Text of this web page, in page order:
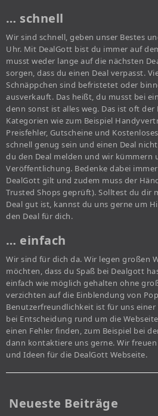
… schnell
Wir sind schnell, geben unser Bestes
Uhr. Mit DealGott bist du immer auf
musst weder lange auf die nächsten
sorgen, dass du einen Deal verpasst.
Schnäppchen sind befristetet oder
ausverkauft. Das heißt, du musst bei
denn sonst ist alles weg. Das ist oft der
Kategorien wie zum Beispiel
Preisfehler, Gutscheine und
schnell genug sein und einen Deal
du den Deal melden und wir kümmern
Veröffentlichung. Bedenke dabei
DealGott gilt und zudem muss der
Trusted Shops geprüft). Solltest du dir
Deal gut ist, kannst du uns gerne um
den Deal für dich.
… einfach
Wir sind für dich da. Wir legen großen
möchten, dass du Spaß bei Dealgott
einfach wie möglich gehalten ohne
verzichten auf die Einblendung von
Benutzerfreundlichkeit ist für uns
bei Entscheidung rund um die
einen Fehler finden, zum Beispiel bei
dann kontaktiere uns gerne. Wir
und Ideen für die DealGott Webseite.
Neueste Beiträge